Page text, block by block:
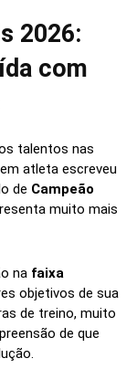
2026:
com
talentos nas
atleta escreveu
de Campeão
muito mais
na faixa
objetivos de sua
de treino, muito
de que